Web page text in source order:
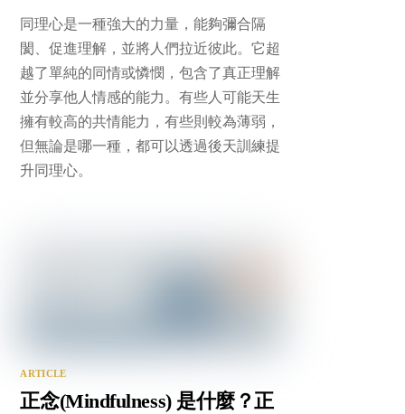
同理心是一種強大的力量，能夠彌合隔
閡、促進理解，並將人們拉近彼此。它超
越了單純的同情或憐憫，包含了真正理解
並分享他人情感的能力。有些人可能天生
擁有較高的共情能力，有些則較為薄弱，
但無論是哪一種，都可以透過後天訓練提
升同理心。
ARTICLE
正念(Mindfulness) 是什麼？正